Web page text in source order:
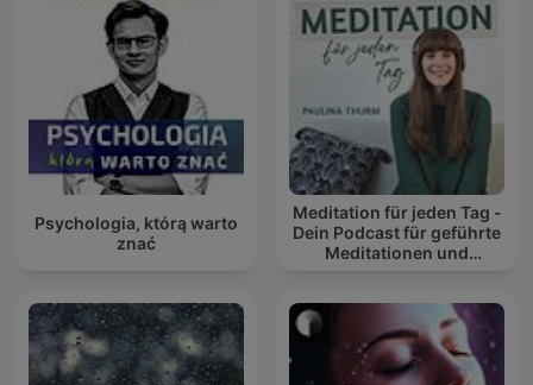
Psychologia, którą warto
znać
Meditation für jeden Tag -
Dein Podcast für geführte
Meditationen und